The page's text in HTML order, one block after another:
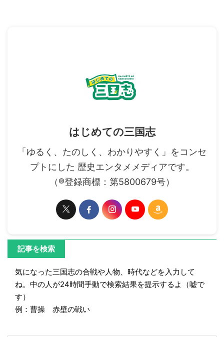
はじめての三国志
「ゆるく、たのしく、わかりやすく」をコンセ
プトにした 歴史エンタメメディアです。
（®登録商標：第5800679号）
記事を検索
気になった三国志の合戦や人物、時代などを入力して
ね。中の人が24時間手動で検索結果を提示するよ（嘘で
す）
例：曹操 赤壁の戦い